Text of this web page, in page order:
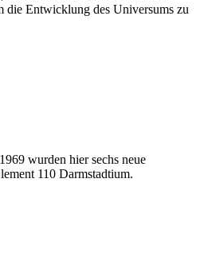
die Entwicklung des Universums zu
wurden hier sechs neue
110 Darmstadtium.